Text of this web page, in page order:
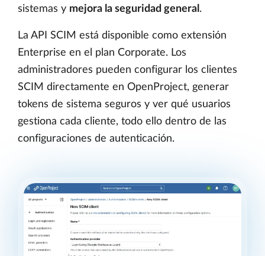
sistemas y mejora la seguridad general .
La API SCIM está disponible como extensión
Enterprise en el plan Corporate. Los
administradores pueden configurar los clientes
SCIM directamente en OpenProject, generar
tokens de sistema seguros y ver qué usuarios
gestiona cada cliente, todo ello dentro de las
configuraciones de autenticación.